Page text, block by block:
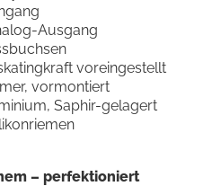
Ausgang
voreingestellt
vormontiert
Saphir-gelagert
– perfektioniert